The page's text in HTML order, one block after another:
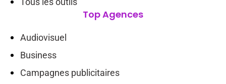
Top Agences
Audiovisuel
Business
Campagnes publicitaires